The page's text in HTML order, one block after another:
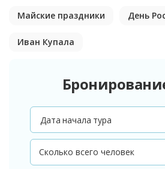
Майские праздники День
Иван Купала
Дата начала тура